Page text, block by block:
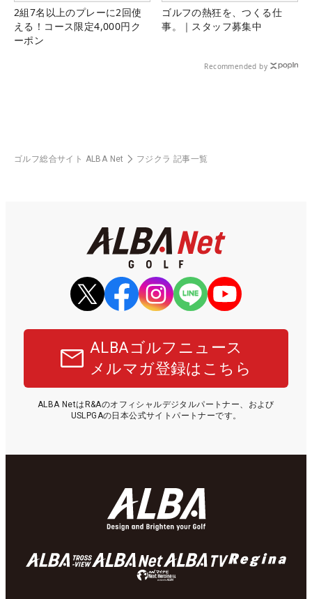
2組7名以上のプレーに2回使
える！コース限定4,000円ク
ーポン
ゴルフの熱狂を、つくる仕
事。｜スタッフ募集中
Recommended by
ゴルフ総合サイト ALBA Net フジクラ 記事一覧
ALBAゴルフニュース
メルマガ登録はこちら
ALBA NetはR&Aのオフィシャルデジタルパートナー、および
USLPGAの日本公式サイトパートナーです。